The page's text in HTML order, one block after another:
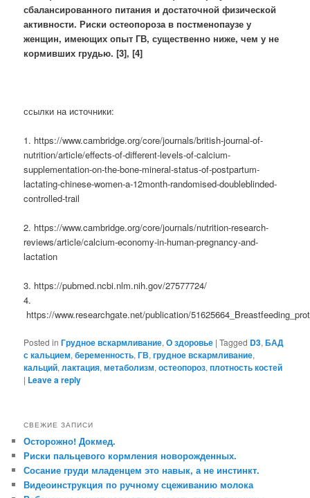
сбалансированного питания и достаточной физической
активности. Риски остеопороза в постменопаузе у
женщин, имеющих опыт ГВ, существенно ниже, чем у не
кормивших грудью. [3], [4]
ссылки на источники:
1. https://www.cambridge.org/core/journals/british-journal-of-
nutrition/article/effects-of-different-levels-of-calcium-
supplementation-on-the-bone-mineral-status-of-postpartum-
lactating-chinese-women-a-12month-randomised-doubleblinded-
controlled-trail
2. https://www.cambridge.org/core/journals/nutrition-research-
reviews/article/calcium-economy-in-human-pregnancy-and-
lactation
3. https://pubmed.ncbi.nlm.nih.gov/27577724/
4.
https://www.researchgate.net/publication/
Posted in Грудное вскармливание,О здоровье |Tagged D3,БАД
с кальцием,беременность,ГВ,грудное вскармливание,
кальций,лактация,метаболизм,остеопороз,плотность костей
| Leave a reply
СВЕЖИЕ ЗАПИСИ
Осторожно! Докмед.
Риски пальцевого кормления новорожденных.
Сосание груди младенцем это навык, а не инстинкт.
Видеоинструкция по ручному сцеживанию молока